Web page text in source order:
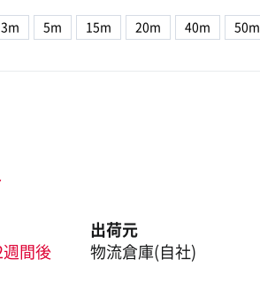
3m 5m 15m 20m 40m 50m
間後
出荷元
物流倉庫(自社)